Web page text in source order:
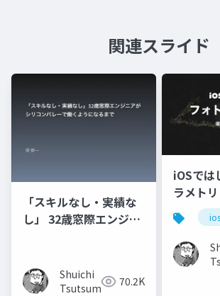
関連スライド
「スキルなし・実績な
し」 32歳窓際エンジニ
Shuichi
Tsutsumi
70.2K
iOSでは
ラメト
ios